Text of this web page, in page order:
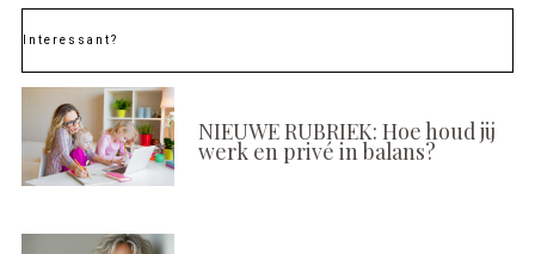
Interessant?
NIEUWE RUBRIEK: Hoe houd jij
werk en privé in balans?